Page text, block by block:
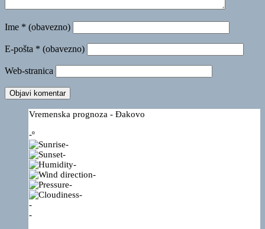
Ime * (obavezno)
E-pošta * (obavezno)
Web-stranica
Vremenska prognoza - Đakovo
-º
-
-
-
-
-
-
-
-